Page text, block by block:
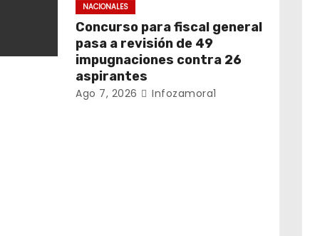
NACIONALES
Concurso para fiscal general
pasa a revisión de 49
impugnaciones contra 26
aspirantes
Ago 7, 2026 Infozamora1